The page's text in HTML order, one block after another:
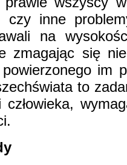
czy inne
na
zmagając się
im
to
człowieka,